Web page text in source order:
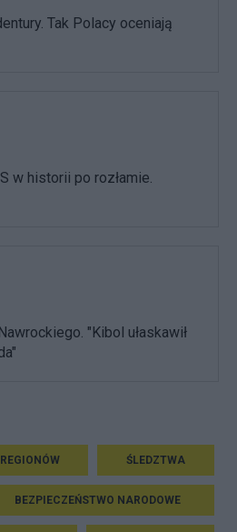
Tak Polacy oceniają
w historii po rozłamie.
"Kibol ułaskawił
ŚLEDZTWA
BEZPIECZEŃSTWO NARODOWE